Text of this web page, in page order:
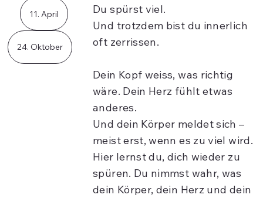
11. April
24. Oktober
Du spürst viel.
Und trotzdem bist du innerlich
oft zerrissen.
Dein Kopf weiss, was richtig
wäre. Dein Herz fühlt etwas
anderes.
Und dein Körper meldet sich –
meist erst, wenn es zu viel wird.
Hier lernst du, dich wieder zu
spüren. Du nimmst wahr, was
dein Körper, dein Herz und dein